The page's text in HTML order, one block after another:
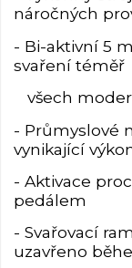
náročných
- Bi-aktivní 5
svaření
všech
- Průmyslové
vynikající
- Aktivace
pedálem
- Svařovací
uzavřeno